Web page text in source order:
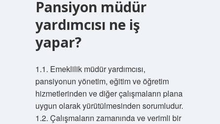
Pansiyon müdür
yardımcısı ne iş
yapar?
1.1. Emeklilik müdür yardımcısı,
pansiyonun yönetim, eğitim ve öğretim
hizmetlerinden ve diğer çalışmaların plana
uygun olarak yürütülmesinden sorumludur.
1.2. Çalışmaların zamanında ve verimli bir